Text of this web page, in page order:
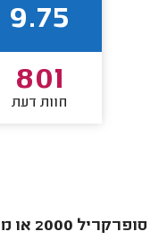
9.75
801
חוות דעת
סופרקריל 2000 או מט פלוס? המומחים עונים: